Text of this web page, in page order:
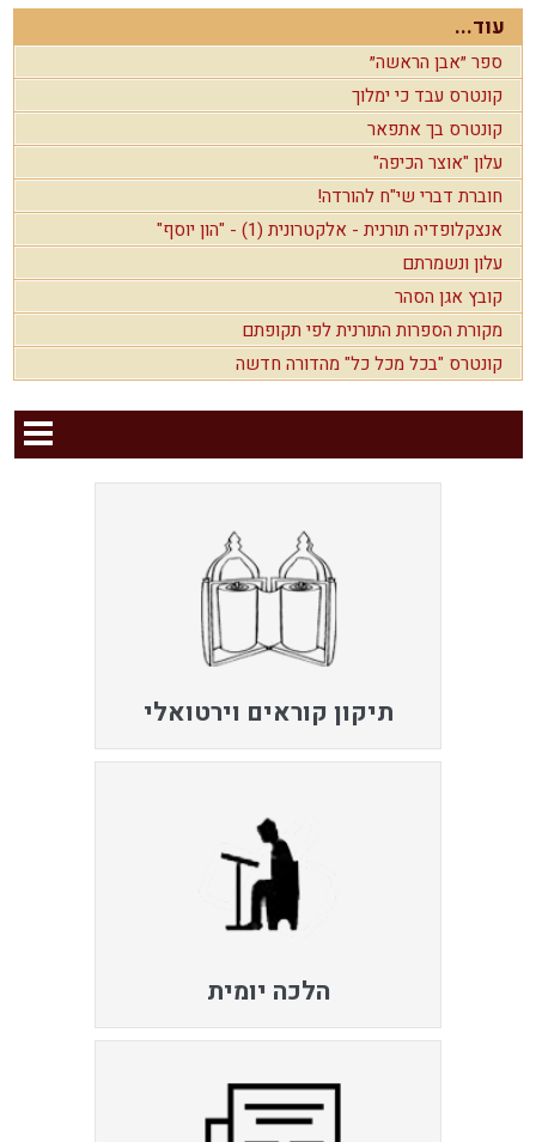
עוד...
ספר ״אבן הראשה״
קונטרס עבד כי ימלוך
קונטרס בך אתפאר
עלון "אוצר הכיפה"
חוברת דברי שי"ח להורדה!
אנצקלופדיה תורנית - אלקטרונית (1) - "הון יוסף"
עלון ונשמרתם
קובץ אגן הסהר
מקורת הספרות התורנית לפי תקופתם
קונטרס "בכל מכל כל" מהדורה חדשה
תיקון קוראים וירטואלי
הלכה יומית